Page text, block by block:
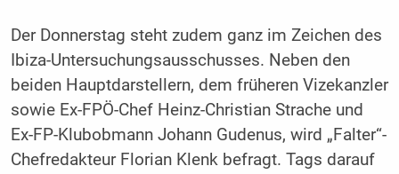
Der Donnerstag steht zudem ganz im Zeichen des
Ibiza-Untersuchungsausschusses. Neben den
beiden Hauptdarstellern, dem früheren Vizekanzler
sowie Ex-FPÖ-Chef Heinz-Christian Strache und
Ex-FP-Klubobmann Johann Gudenus, wird „Falter“-
Chefredakteur Florian Klenk befragt. Tags darauf